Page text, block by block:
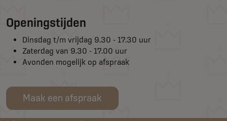
Openingstijden
Dinsdag t/m vrijdag 9.30 - 17.30 uur
Zaterdag van 9.30 - 17.00 uur
Avonden mogelijk op afspraak
Maak een afspraak